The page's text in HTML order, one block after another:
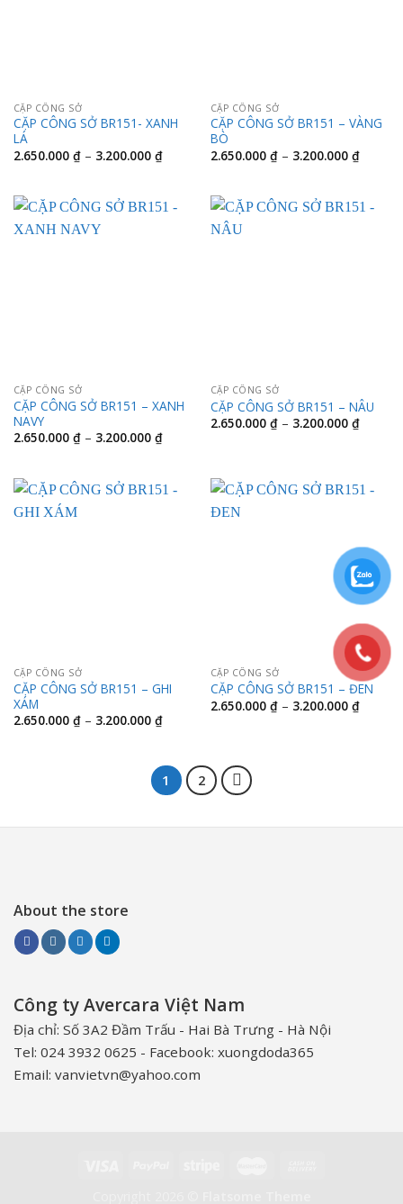
CẶP CÔNG SỞ
CẶP CÔNG SỞ BR151- XANH
LÁ
2.650.000 ₫ – 3.200.000 ₫Khoảng
giá:
đến
3.200.000 ₫
CẶP CÔNG SỞ
CẶP CÔNG SỞ BR151 – VÀNG
BÒ
2.650.000 ₫ – 3.200.000 ₫Khoảng
giá:
đến
CẶP CÔNG SỞ
CẶP CÔNG SỞ BR151 – XANH
NAVY
2.650.000 ₫ – 3.200.000 ₫Khoảng
giá:
đến
3.200.000 ₫
CẶP CÔNG SỞ
CẶP CÔNG SỞ BR151 – NÂU
2.650.000 ₫ – 3.200.000 ₫Khoảng
giá:
CẶP CÔNG SỞ
CẶP CÔNG SỞ BR151 – GHI
XÁM
2.650.000 ₫ – 3.200.000 ₫Khoảng
giá:
đến
3.200.000 ₫
CẶP CÔNG SỞ
CẶP CÔNG SỞ BR151 – ĐEN
2.650.000 ₫ – 3.200.000 ₫Khoảng
giá:
1 2
About the store
Công ty Avercara Việt Nam
Địa chỉ: Số 3A2 Đầm Trấu - Hai Bà Trưng - Hà Nội
Tel: 024 3932 0625 - Facebook: xuongdoda365
Email: vanvietvn@yahoo.com